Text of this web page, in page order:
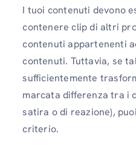
I tuoi contenuti devono
contenere clip di altri
contenuti appartenenti
contenuti. Tuttavia, se
sufficientemente
marcata differenza tra i
satira o di reazione),
criterio.